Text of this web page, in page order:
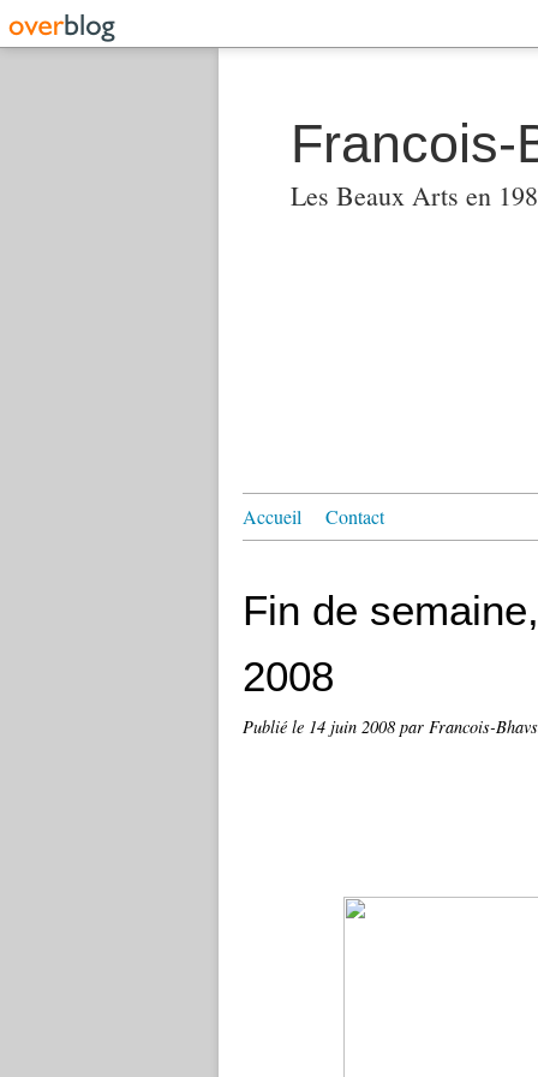
Francois-
Les Beaux Arts en
Accueil Contact
Fin de
2008
Publié le 14 juin 2008 par Francois-